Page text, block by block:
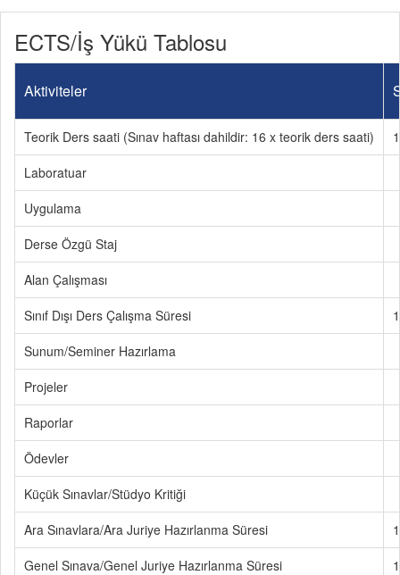
ECTS/İş Yükü Tablosu
Aktiviteler
Teorik Ders saati (Sınav haftası dahildir: 16 x teorik ders saati)
Laboratuar
Uygulama
Derse Özgü Staj
Alan Çalışması
Sınıf Dışı Ders Çalışma Süresi
Sunum/Seminer Hazırlama
Projeler
Raporlar
Ödevler
Küçük Sınavlar/Stüdyo Kritiği
Ara Sınavlara/Ara Juriye Hazırlanma Süresi
1
Genel Sınava/Genel Juriye Hazırlanma Süresi
1